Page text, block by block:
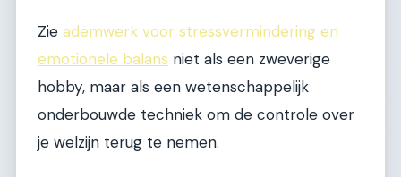
Zie ademwerk voor stressvermindering en
emotionele balans niet als een zweverige
hobby, maar als een wetenschappelijk
onderbouwde techniek om de controle over
je welzijn terug te nemen.